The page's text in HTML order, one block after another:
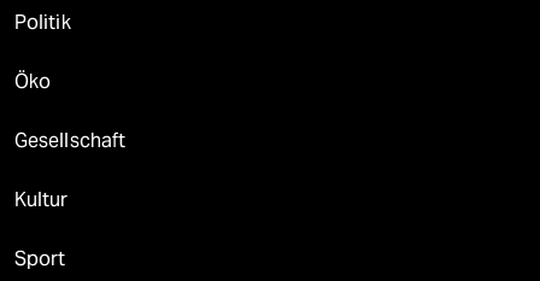
Politik
Öko
Gesellschaft
Kultur
Sport